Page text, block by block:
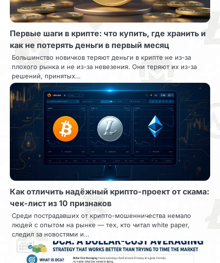
о
з
а
п
и
с
я
м
Первые шаги в крипте: что купить, где хранить и
как не потерять деньги в первый месяц
Большинство новичков теряют деньги в крипте не из-за
плохого рынка и не из-за невезения. Они теряют их из-за
решений, принятых…
Как отличить надёжный крипто-проект от скама:
чек-лист из 10 признаков
Среди пострадавших от крипто-мошенничества немало
людей с опытом на рынке — тех, кто читал white paper,
следил за новостями и…